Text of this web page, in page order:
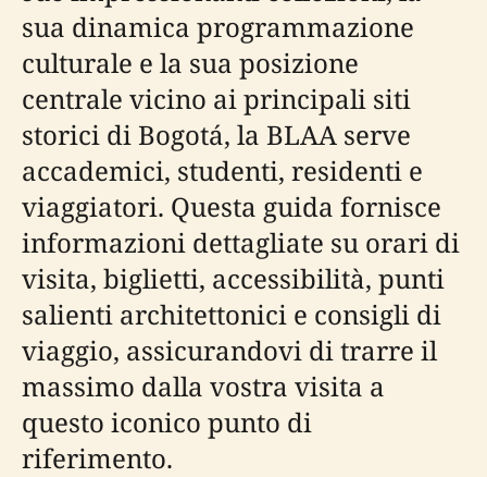
sua dinamica programmazione
culturale e la sua posizione
centrale vicino ai principali siti
storici di Bogotá, la BLAA serve
accademici, studenti, residenti e
viaggiatori. Questa guida fornisce
informazioni dettagliate su orari di
visita, biglietti, accessibilità, punti
salienti architettonici e consigli di
viaggio, assicurandovi di trarre il
massimo dalla vostra visita a
questo iconico punto di
riferimento.